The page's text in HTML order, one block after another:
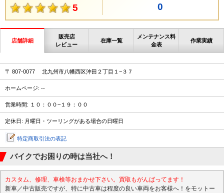
5 0
店舗詳細
販売店
レビュー
在庫一覧
メンテナンス料
金表
作業実績
〒 807-0077 北九州市八幡西区沖田２丁目１−３７
ホームページ: --
営業時間: １０：００~１９：００
定休日: 月曜日・ツーリングがある場合の日曜日
特定商取引法の表記
バイクでお困りの時は当社へ！
カスタム、修理、車検等おまかせ下さい。買取もがんばってます！
新車／中古販売ですが、特に中古車は程度の良い車両をお客様へ！をモットー